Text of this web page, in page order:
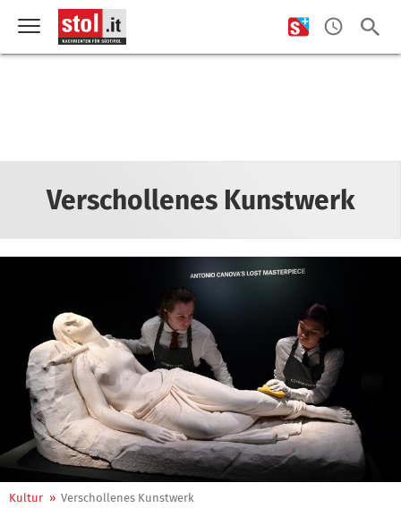
Verschollenes Kunstwerk
Kultur » Verschollenes Kunstwerk